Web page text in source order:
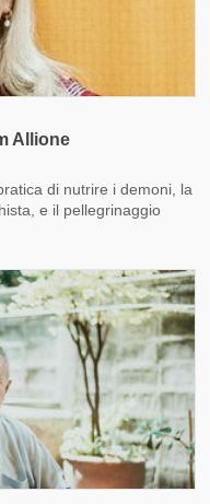
Allione
di nutrire i demoni, la
e il pellegrinaggio